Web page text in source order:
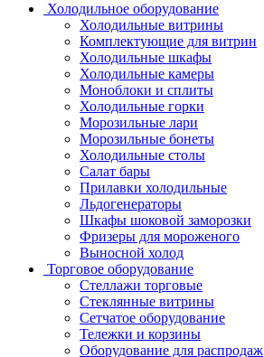
Холодильное оборудование
Холодильные витрины
Комплектующие для витрин
Холодильные шкафы
Холодильные камеры
Моноблоки и сплиты
Холодильные горки
Морозильные лари
Морозильные бонеты
Холодильные столы
Салат бары
Прилавки холодильные
Льдогенераторы
Шкафы шоковой заморозки
Фризеры для мороженого
Выносной холод
Торговое оборудование
Стеллажи торговые
Стеклянные витрины
Сетчатое оборудование
Тележки и корзины
Оборудование для распродаж